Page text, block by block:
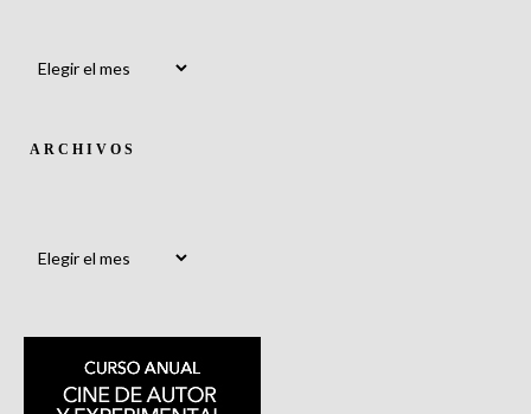
ARCHIVOS